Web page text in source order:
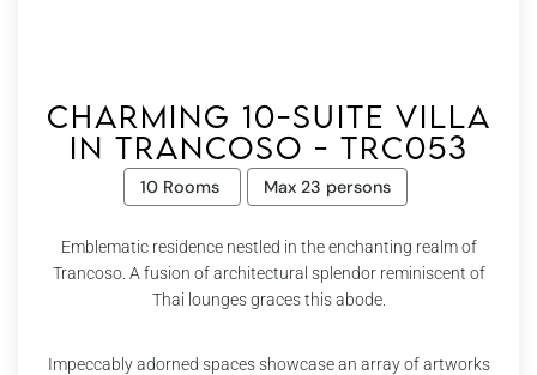
Charming 10-suite villa
in Trancoso - Trc053
10 Rooms Max 23 persons
Emblematic residence nestled in the enchanting realm of
Trancoso. A fusion of architectural splendor reminiscent of
Thai lounges graces this abode.
Impeccably adorned spaces showcase an array of artworks